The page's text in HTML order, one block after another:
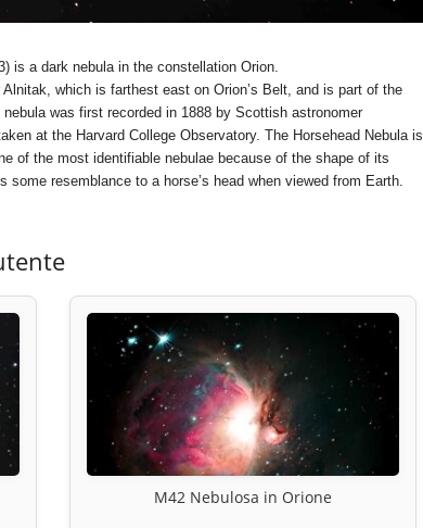
is a dark nebula in the constellation Orion.
which is farthest east on Orion’s Belt, and is part of the
was first recorded in 1888 by Scottish astronomer
at the Harvard College Observatory. The Horsehead Nebula is
of the most identifiable nebulae because of the shape of its
resemblance to a horse’s head when viewed from Earth.
M42 Nebulosa in Orione